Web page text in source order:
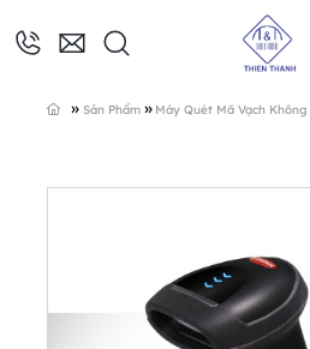
» Sản Phẩm » Máy Quét Mã Vạch Không